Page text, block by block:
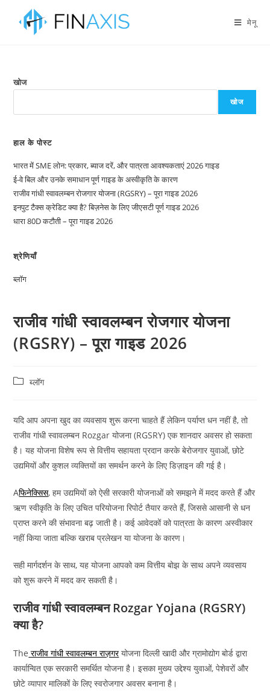
मेनू
खोज
खोज
हाल के पोस्ट
भारत में SME लोन: प्रकार, ब्याज दरें, और पात्रता आवश्यकताएं 2026 गाइड
ई-वे बिल और उनके समाधान पूर्ण गाइड के अस्वीकृति के कारण
राजीव गांधी स्वावलम्बन रोजगार योजना (RGSRY) – पूरा गाइड 2026
इनपुट टैक्स क्रेडिट क्या है? बिज़नेस के लिए जीएसटी पूर्ण गाइड 2026
धारा 80D कटौती – पूरा गाइड 2026
श्रेणियाँ
ब्लॉग
राजीव गांधी स्वावलम्बन रोजगार योजना
(RGSRY) – पूरा गाइड 2026
ब्लॉग
यदि आप अपना खुद का व्यवसाय शुरू करना चाहते हैं लेकिन पर्याप्त धन नहीं है, तो
राजीव गांधी स्वावलम्बन Rozgar योजना (RGSRY) एक शानदार अवसर हो सकता
है। यह योजना विशेष रूप से वित्तीय सहायता प्रदान करके बेरोजगार युवाओं, छोटे
उद्यमियों और कुशल व्यक्तियों का समर्थन करने के लिए डिज़ाइन की गई है।
Aफिनेक्सिस, हम उद्यमियों को ऐसी सरकारी योजनाओं को समझने में मदद करते हैं और
ऋण स्वीकृति के लिए उचित परियोजना रिपोर्ट तैयार करते हैं, जिससे आसानी से धन
प्राप्त करने की संभावना बढ़ जाती है। कई आवेदकों को पात्रता के कारण अस्वीकार
नहीं किया जाता बल्कि खराब प्रलेखन या योजना के कारण।
सही मार्गदर्शन के साथ, यह योजना आपको कम वित्तीय बोझ के साथ अपने व्यवसाय
को शुरू करने में मदद कर सकती है।
राजीव गांधी स्वावलम्बन Rozgar Yojana (RGSRY)
क्या है?
The राजीव गांधी स्वावलम्बन राज़गरयोजना दिल्ली खादी और ग्रामोद्योग बोर्ड द्वारा
कार्यान्वित एक सरकारी समर्थित योजना है। इसका मुख्य उद्देश्य युवाओं, पेशेवरों और
छोटे व्यापार मालिकों के लिए स्वरोजगार अवसर बनाना है।